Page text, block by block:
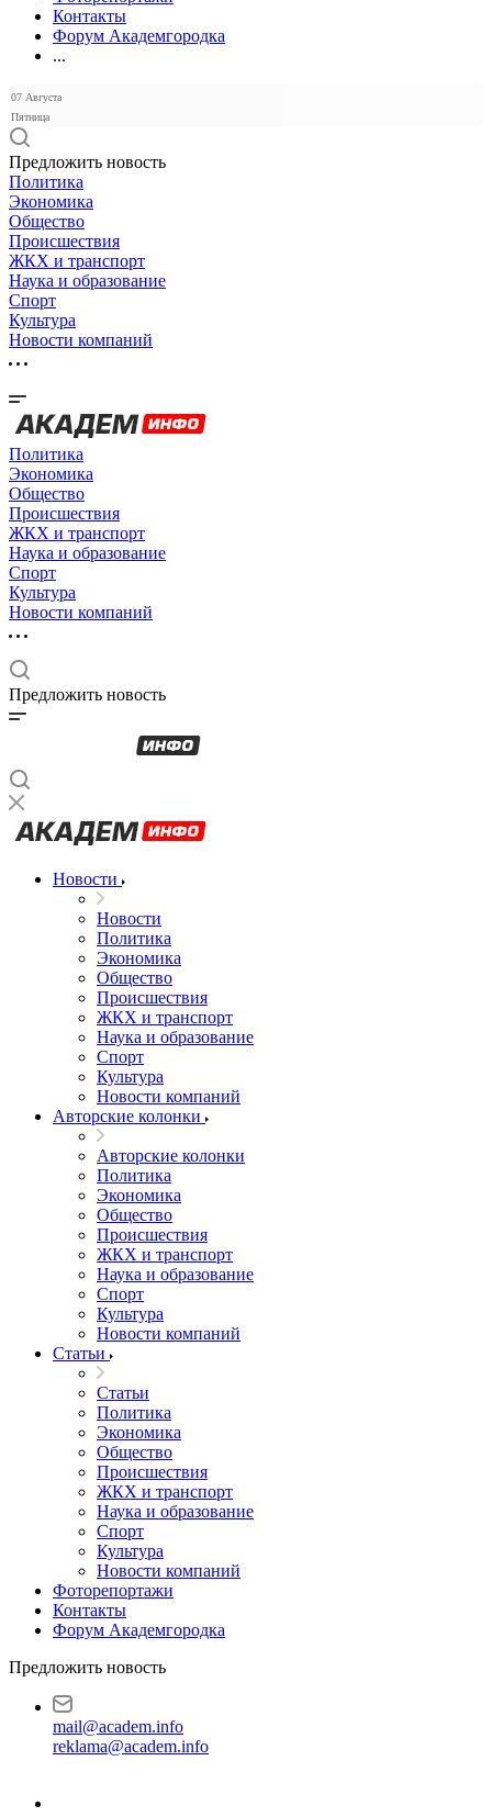
Контакты
Форум Академгородка
...
07 Августа
Пятница
Предложить новость
Политика
Экономика
Общество
Происшествия
ЖКХ и транспорт
Наука и образование
Спорт
Культура
Новости компаний
Политика
Экономика
Общество
Происшествия
ЖКХ и транспорт
Наука и образование
Спорт
Культура
Новости компаний
Предложить новость
Новости
Новости
Политика
Экономика
Общество
Происшествия
ЖКХ и транспорт
Наука и образование
Спорт
Культура
Новости компаний
Авторские колонки
Авторские колонки
Политика
Экономика
Общество
Происшествия
ЖКХ и транспорт
Наука и образование
Спорт
Культура
Новости компаний
Статьи
Статьи
Политика
Экономика
Общество
Происшествия
ЖКХ и транспорт
Наука и образование
Спорт
Культура
Новости компаний
Фоторепортажи
Контакты
Форум Академгородка
Предложить новость
mail@academ.info
reklama@academ.info